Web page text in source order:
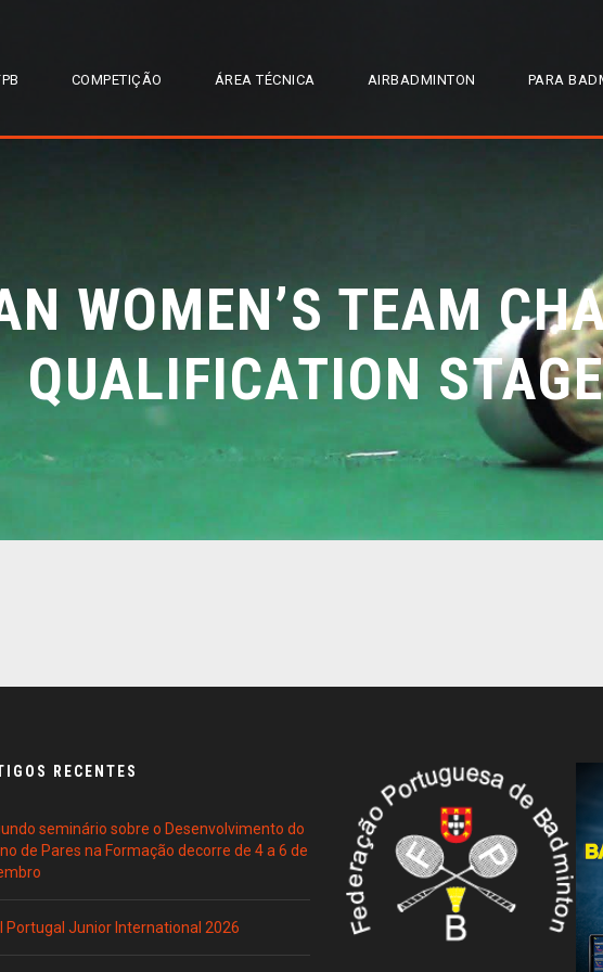
COMPETIÇÃO ÁREA TÉCNICA AIRBADMINTON PARA
WOMEN’S TEAM
QUALIFICATION STAGE
RECENTES
seminário sobre o Desenvolvimento do
de Pares na Formação decorre de 4 a 6 de
Portugal Junior International 2026